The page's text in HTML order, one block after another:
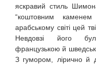
яскравий стиль
“коштовним каменем
арабському світі цей
Невдовзі його
французькою й
З гумором, лірично й